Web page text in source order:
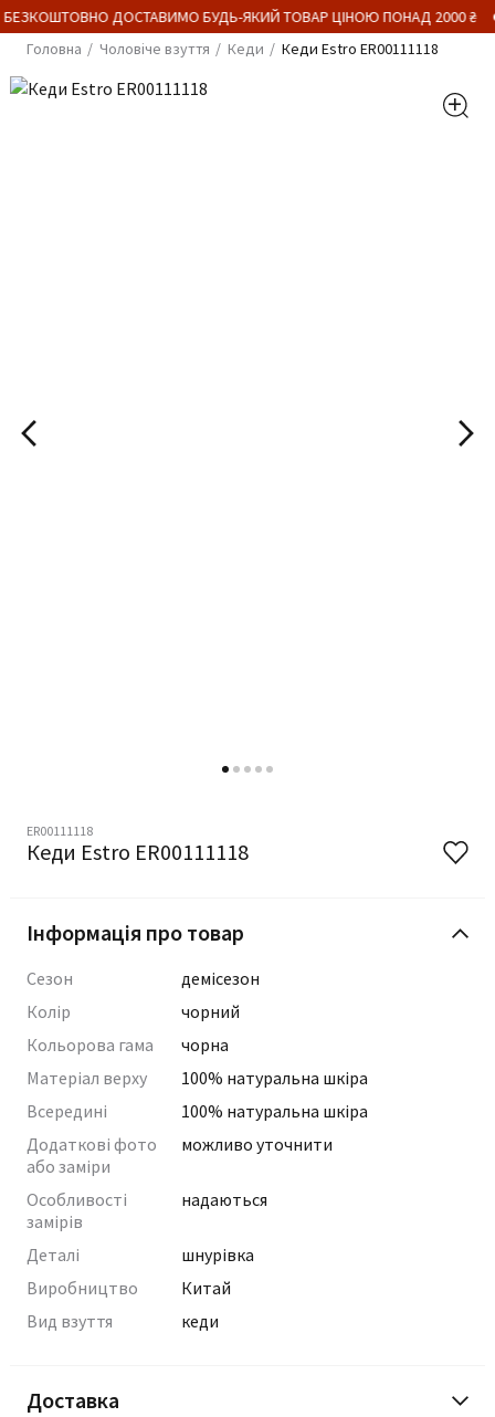
ДОСТАВИМО БУДЬ-ЯКИЙ ТОВАР ЦІНОЮ ПОНАД 2000 ₴
Головна
Чоловіче взуття Кеди Кеди Estro ER00111118
ER00111118
Кеди Estro ER00111118
Інформація про товар
Сезон
демісезон
Колір
чорний
Кольорова гама
чорна
Матеріал верху
100% натуральна шкіра
Всередині
100% натуральна шкіра
Додаткові фото
або заміри
можливо уточнити
Особливості
замірів
надаються
Деталі
шнурівка
Виробництво
Китай
Вид взуття
кеди
Доставка